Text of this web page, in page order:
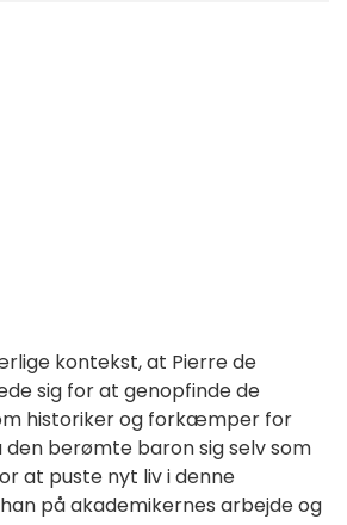
kontekst, at Pierre de
sig for at genopfinde de
historiker og forkæmper for
den berømte baron sig selv som
at puste nyt liv i denne
på akademikernes arbejde og